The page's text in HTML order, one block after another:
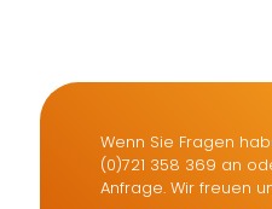
Wenn Sie Fragen
(0)721 358 369 an
Anfrage. Wir freuen